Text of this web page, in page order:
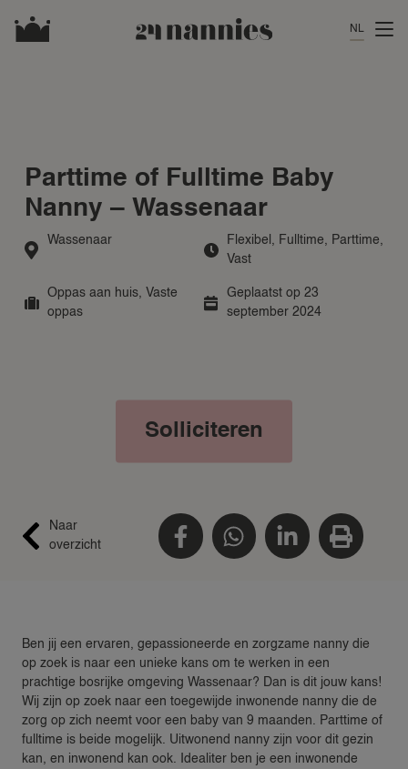
NL
Parttime of Fulltime Baby
Nanny – Wassenaar
Wassenaar Flexibel , Fulltime, Parttime,
Vast
Oppas aan huis, Vaste
oppas
Geplaatst op 23
september 2024
Solliciteren
Naar
overzicht
Ben jij een ervaren, gepassioneerde en zorgzame nanny die
op zoek is naar een unieke kans om te werken in een
prachtige bosrijke omgeving Wassenaar? Dan is dit jouw kans!
Wij zijn op zoek naar een toegewijde inwonende nanny die de
zorg op zich neemt voor een baby van 9 maanden. Parttime of
fulltime is beide mogelijk. Uitwonend nanny zijn voor dit gezin
kan, en inwonend kan ook. Idealiter ben je een inwonende